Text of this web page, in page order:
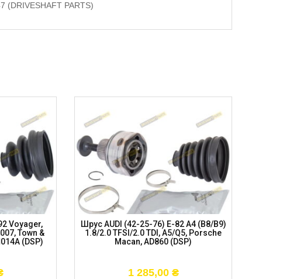
(DRIVESHAFT PARTS)
Voyager,
Town &
(DSP)
Шрус AUDI (42-25-76) E-82 A4 (B8/B9)
1.8/2.0 TFSI/2.0 TDI, A5/Q5, Porsche
Macan, AD860 (DSP)
1 285,00 ₴